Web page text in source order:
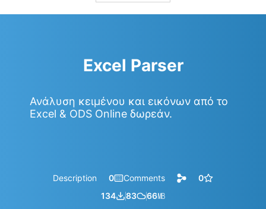
Excel Parser
Ανάλυση κειμένου και εικόνων από το
Excel & ODS Online δωρεάν.
Description 0 Comments
0
134
83 66㎆︎